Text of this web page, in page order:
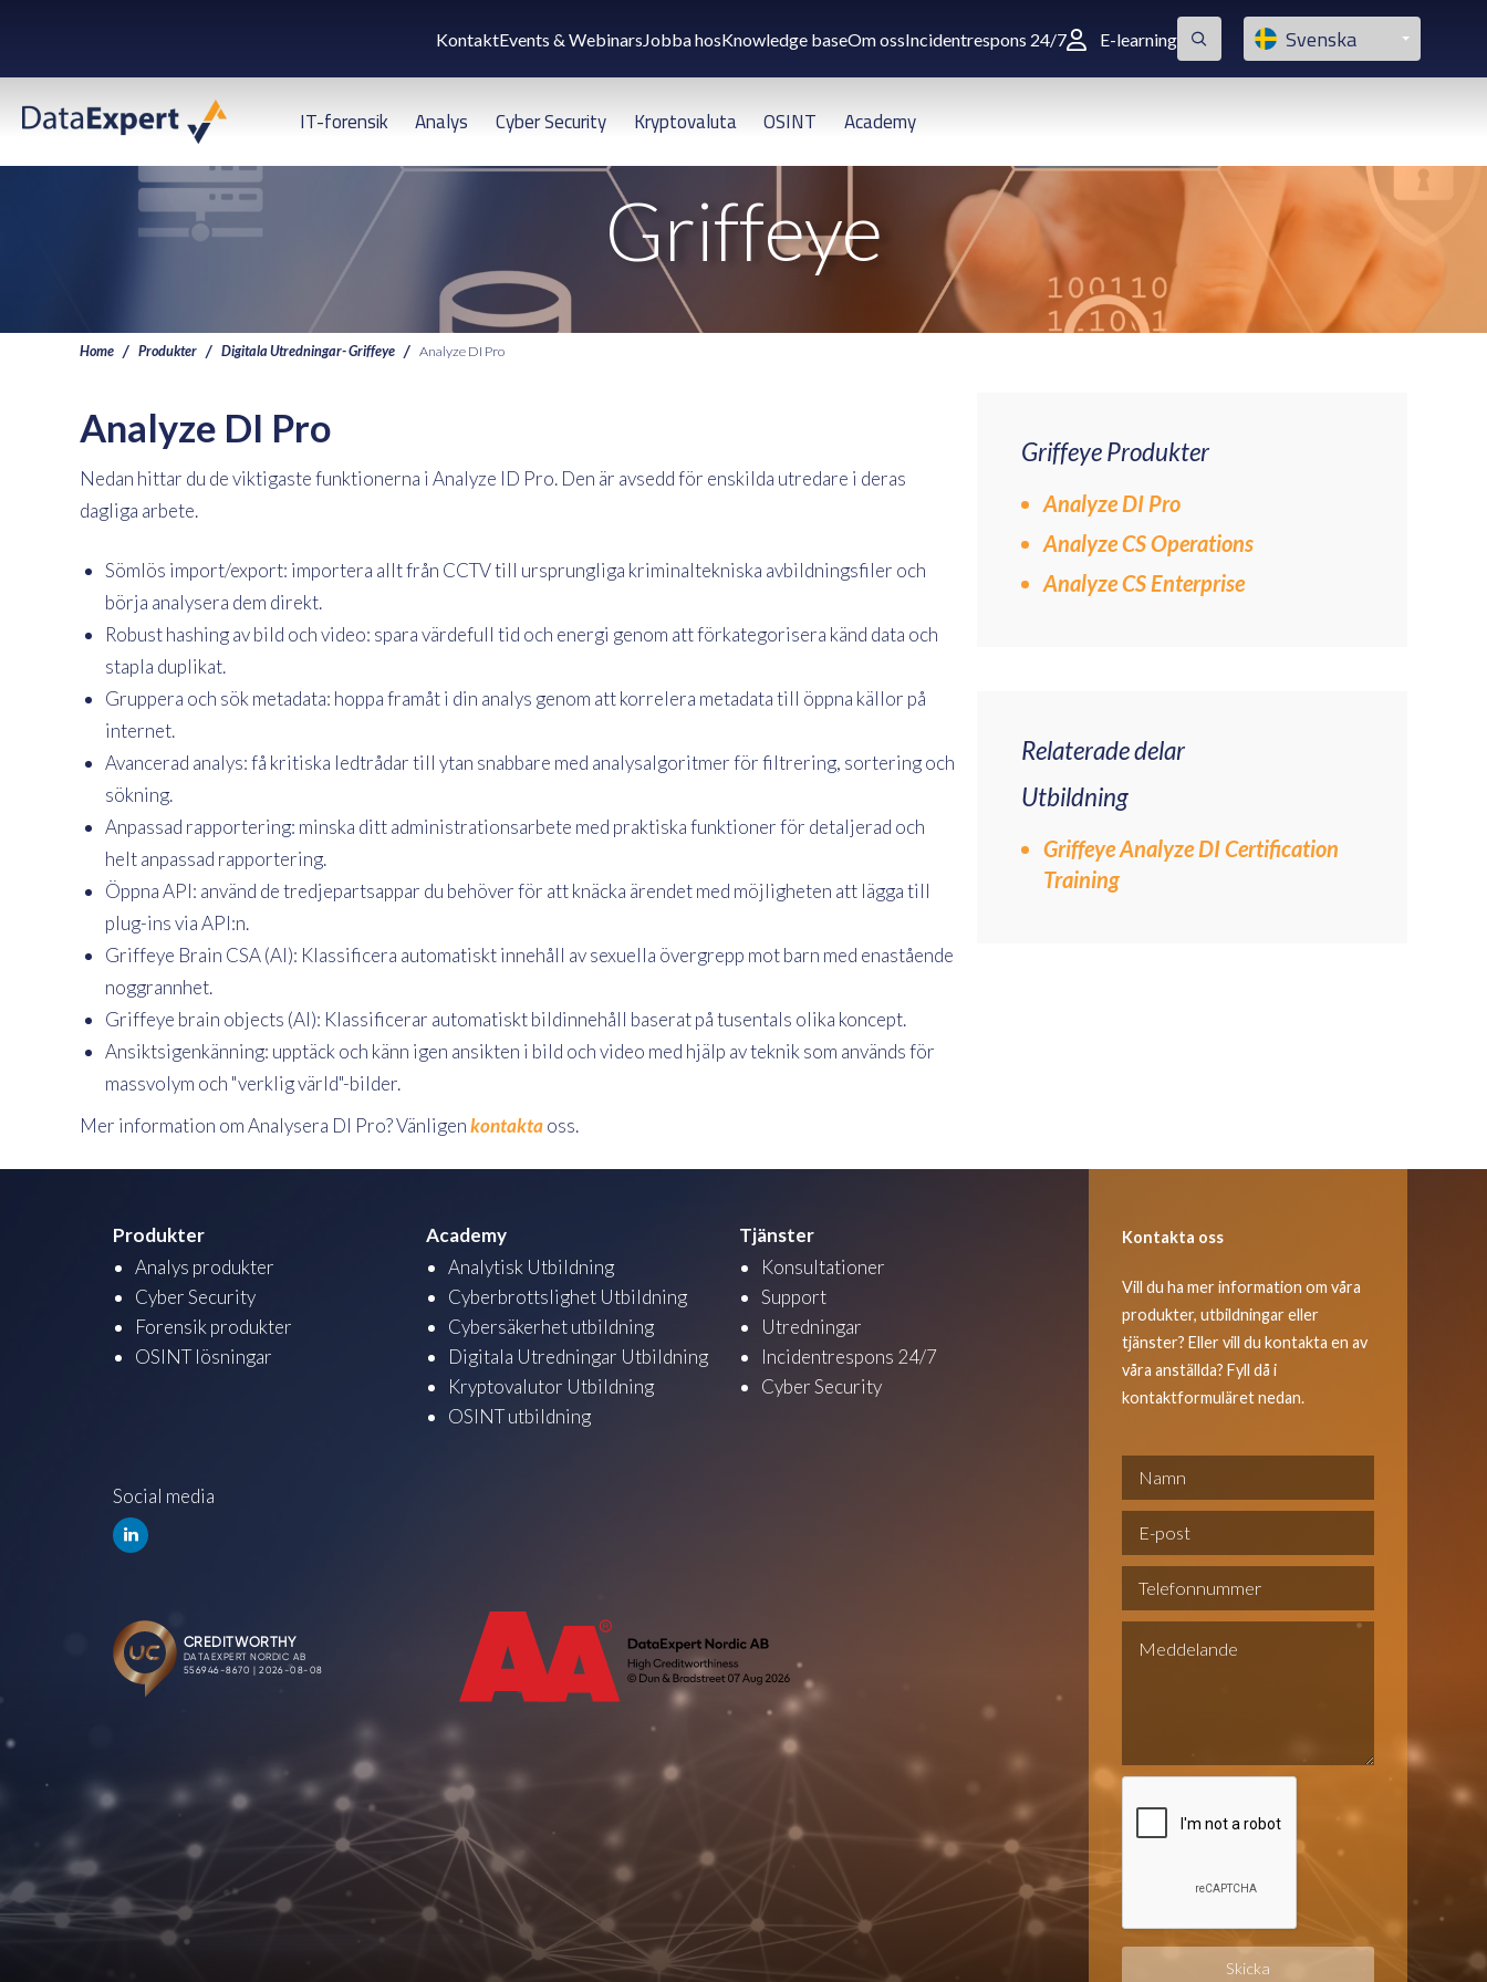
KontaktEvents & Webinars Jobba hosKnowledge baseOm ossIncidentrespons 24/7 E-learning Svenska
IT-forensik Analys Cyber Security Kryptovaluta OSINT Academy
Griffeye
Home Produkter Digitala Utredningar- Griffeye Analyze DI Pro
Analyze DI Pro
Nedan hittar du de viktigaste funktionerna i Analyze ID Pro. Den är avsedd för enskilda utredare i deras
dagliga arbete.
Sömlös import/export: importera allt från CCTV till ursprungliga kriminaltekniska avbildningsfiler och
börja analysera dem direkt.
Robust hashing av bild och video: spara värdefull tid och energi genom att förkategorisera känd data och
stapla duplikat.
Gruppera och sök metadata: hoppa framåt i din analys genom att korrelera metadata till öppna källor på
internet.
Avancerad analys: få kritiska ledtrådar till ytan snabbare med analysalgoritmer för filtrering, sortering och
sökning.
Anpassad rapportering: minska ditt administrationsarbete med praktiska funktioner för detaljerad och
helt anpassad rapportering.
Öppna API: använd de tredjepartsappar du behöver för att knäcka ärendet med möjligheten att lägga till
plug-ins via API:n.
Griffeye Brain CSA (AI): Klassificera automatiskt innehåll av sexuella övergrepp mot barn med enastående
noggrannhet.
Griffeye brain objects (AI): Klassificerar automatiskt bildinnehåll baserat på tusentals olika koncept.
Ansiktsigenkänning: upptäck och känn igen ansikten i bild och video med hjälp av teknik som används för
massvolym och "verklig värld"-bilder.
Mer information om Analysera DI Pro? Vänligenkontaktaoss.
Griffeye Produkter
Analyze DI Pro
Analyze CS Operations
Analyze CS Enterprise
Relaterade delar
Utbildning
Griffeye Analyze DI Certification
Training
Produkter
Analys produkter
Cyber Security
Forensik produkter
OSINT lösningar
Academy
Analytisk Utbildning
Cyberbrottslighet Utbildning
Cybersäkerhet utbildning
Digitala Utredningar Utbildning
Kryptovalutor Utbildning
OSINT utbildning
Tjänster
Konsultationer
Support
Utredningar
Incidentrespons 24/7
Cyber Security
Social media
Kontakta oss
Vill du ha mer information om våra
produkter, utbildningar eller
tjänster? Eller vill du kontakta en av
våra anställda? Fyll då i
kontaktformuläret nedan.